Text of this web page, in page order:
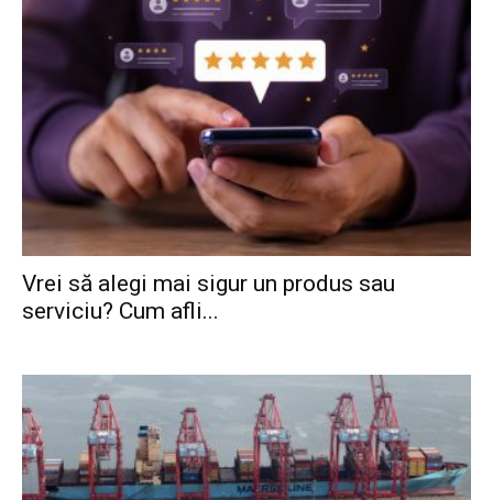
Vrei să alegi mai sigur un produs sau
serviciu? Cum afli...